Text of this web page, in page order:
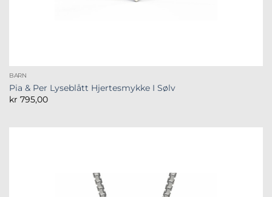
BARN
Pia & Per Lyseblått Hjertesmykke I Sølv
kr 795,00